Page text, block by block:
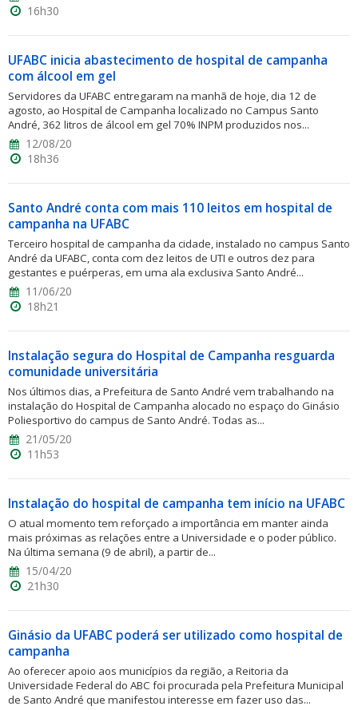
16h30
UFABC inicia abastecimento de hospital de campanha
com álcool em gel
Servidores da UFABC entregaram na manhã de hoje, dia 12 de
agosto, ao Hospital de Campanha localizado no Campus Santo
André, 362 litros de álcool em gel 70% INPM produzidos nos...
12/08/20
18h36
Santo André conta com mais 110 leitos em hospital de
campanha na UFABC
Terceiro hospital de campanha da cidade, instalado no campus Santo
André da UFABC, conta com dez leitos de UTI e outros dez para
gestantes e puérperas, em uma ala exclusiva Santo André...
11/06/20
18h21
Instalação segura do Hospital de Campanha resguarda
comunidade universitária
Nos últimos dias, a Prefeitura de Santo André vem trabalhando na
instalação do Hospital de Campanha alocado no espaço do Ginásio
Poliesportivo do campus de Santo André. Todas as...
21/05/20
11h53
Instalação do hospital de campanha tem início na UFABC
O atual momento tem reforçado a importância em manter ainda
mais próximas as relações entre a Universidade e o poder público.
Na última semana (9 de abril), a partir de...
15/04/20
21h30
Ginásio da UFABC poderá ser utilizado como hospital de
campanha
Ao oferecer apoio aos municípios da região, a Reitoria da
Universidade Federal do ABC foi procurada pela Prefeitura Municipal
de Santo André que manifestou interesse em fazer uso das...